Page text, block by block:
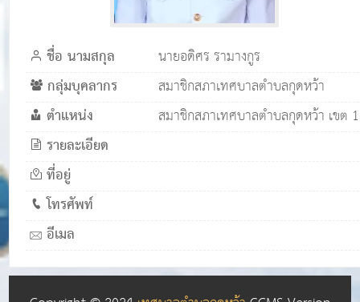
ชื่อ นามสกุล นายอดิศร รามางกูร
กลุ่มบุคลากร สมาชิกสภาเทศบาลตำบลกุดหว้า
ตำแหน่ง สมาชิกสภาเทศบาลตำบลกุดหว้า เขต 1
รายละเอียด
ที่อยู่
โทรศัพท์
อีเมล